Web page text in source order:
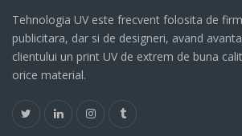
Tehnologia UV este frecvent folosita de
publicitara, dar si de designeri, avand
clientului un print UV de extrem de buna
orice material.